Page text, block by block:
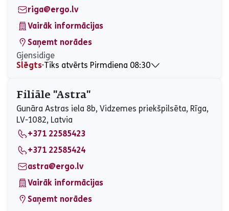
Svētdiena
Slēgts
riga@ergo.lv
Vairāk informācijas
Saņemt norādes
Gjensidige
Slēgts⋅Tiks atvērts Pirmdiena 08:30
Otrdiena
08:30 - 17:00
Trešdiena
08:30 - 17:00
Ceturtdiena
08:30 - 17:00
Piektdiena
Sestdiena
Slēgts
Svētdiena
Slēgts
Filiāle ''Astra''
Gunāra Astras iela 8b, Vidzemes priekšpilsēta, Rīga,
LV-1082, Latvia
+371 22585423
+371 22585424
astra@ergo.lv
Vairāk informācijas
Saņemt norādes